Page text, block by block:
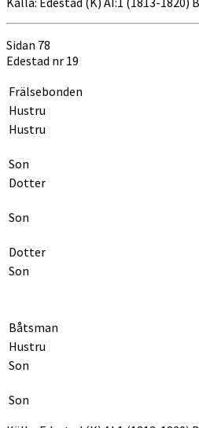
Sidan 78
Edestad nr 19
Frälsebonden
Hustru
Hustru
Son
Dotter
Son
Dotter
Son
Båtsman
Hustru
Son
Son